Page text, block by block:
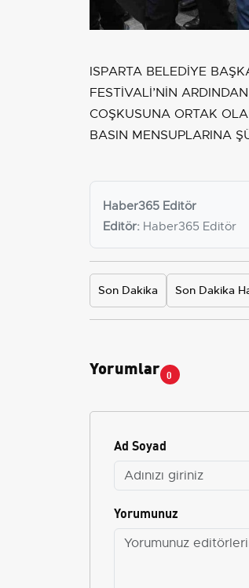
ISPARTA BELEDİYE
FESTİVALİ’NİN
COŞKUSUNA ORTAK
BASIN MENSUPLARINA
Haber365 Editör
Editör: Haber365 Editör
Son Dakika Son Dakika
Yorumlar 0
Ad Soyad
Yorumunuz